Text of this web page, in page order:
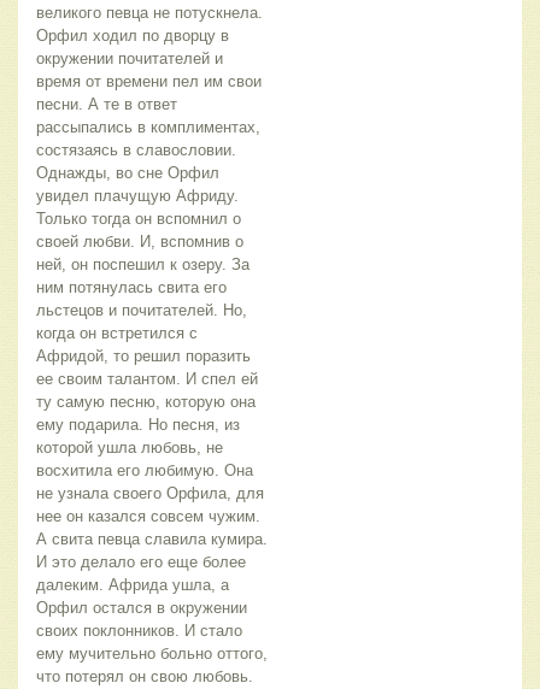
великого певца не потускнела.
Орфил ходил по дворцу в
окружении почитателей и
время от времени пел им свои
песни. А те в ответ
рассыпались в комплиментах,
состязаясь в славословии.
Однажды, во сне Орфил
увидел плачущую Африду.
Только тогда он вспомнил о
своей любви. И, вспомнив о
ней, он поспешил к озеру. За
ним потянулась свита его
льстецов и почитателей. Но,
когда он встретился с
Афридой, то решил поразить
ее своим талантом. И спел ей
ту самую песню, которую она
ему подарила. Но песня, из
которой ушла любовь, не
восхитила его любимую. Она
не узнала своего Орфила, для
нее он казался совсем чужим.
А свита певца славила кумира.
И это делало его еще более
далеким. Африда ушла, а
Орфил остался в окружении
своих поклонников. И стало
ему мучительно больно оттого,
что потерял он свою любовь.